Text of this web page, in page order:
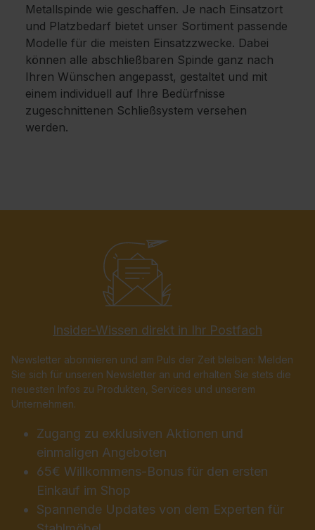
Metallspinde wie geschaffen. Je nach Einsatzort
und Platzbedarf bietet unser Sortiment passende
Modelle für die meisten Einsatzzwecke. Dabei
können alle abschließbaren Spinde ganz nach
Ihren Wünschen angepasst, gestaltet und mit
einem individuell auf Ihre Bedürfnisse
zugeschnittenen Schließsystem versehen
werden.
Insider-Wissen direkt in Ihr Postfach
Newsletter abonnieren und am Puls der Zeit bleiben: Melden
Sie sich für unseren Newsletter an und erhalten Sie stets die
neuesten Infos zu Produkten, Services und unserem
Unternehmen.
Zugang zu exklusiven Aktionen und
einmaligen Angeboten
65€ Willkommens-Bonus für den ersten
Einkauf im Shop
Spannende Updates von dem Experten für